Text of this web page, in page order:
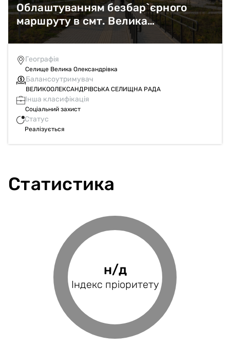
Облаштуванням безбар`єрного
маршруту в смт. Велика
Олександрівка Херсонської області
Географія
Селище Велика Олександрівка
Балансоутримувач
ВЕЛИКООЛЕКСАНДРІВСЬКА СЕЛИЩНА РАДА
Інша класифікація
Соціальний захист
Статус
Реалізується
Статистика
н/д
Індекс пріоритету
0%
Фінансове
покриття
н/д
Індекс BRP
н/д
Оцінка проєкту